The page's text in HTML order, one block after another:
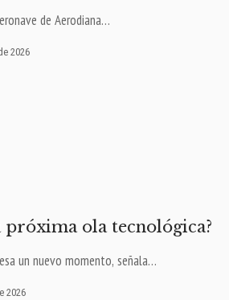
de Aerodiana…
2026
próxima ola tecnológica?
un nuevo momento, señala…
2026